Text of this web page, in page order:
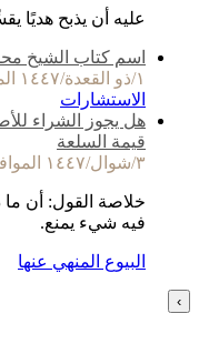
عليه أن يذبح هديًا
اسم كتاب الشيخ
١/ذو القعدة/١٤٤٧ الموافق ١٨/أبريل/٢٠٢٦
الاستشارات
هل يجوز الشراء
قيمة السلعة
٣/شوال/١٤٤٧ الموافق ٢٢/مارس/٢٠٢٦
خلاصة القول: أن
فيه شيء يمنع.
البيوع المنهي عنها
›